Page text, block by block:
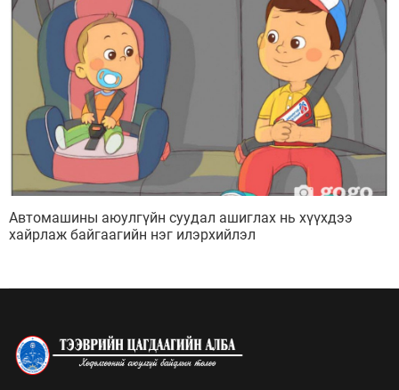
Автомашины аюулгүйн суудал ашиглах нь хүүхдээ
хайрлаж байгаагийн нэг илэрхийлэл